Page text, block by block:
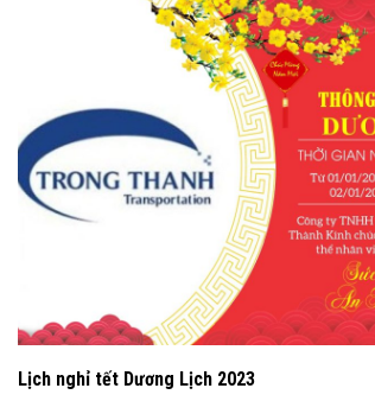
Lịch nghỉ tết Dương Lịch 2023